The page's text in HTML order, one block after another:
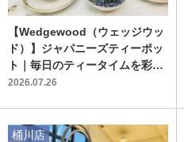
【Wedgewood（ウェッジウッ
ド）】ジャパニーズティーポッ
ト｜毎日のティータイムを彩る
ブルーエレファントの魅力
2026.07.26
桶川店